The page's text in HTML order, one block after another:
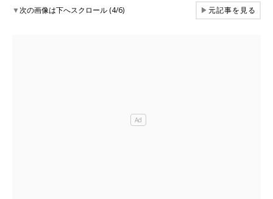
▼次の画像は下へスクロール (4/6) ▶元記事を見る